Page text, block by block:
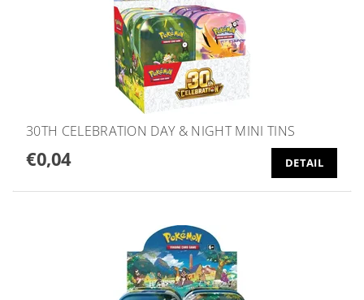
30TH CELEBRATION DAY & NIGHT MINI TINS
€0,04 DETAIL